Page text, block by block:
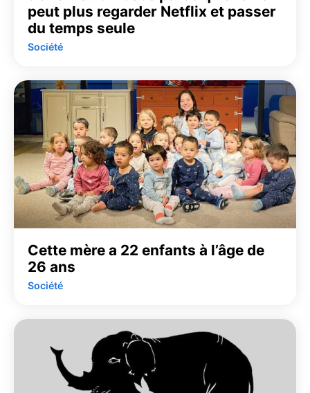
peut plus regarder Netflix et passer
du temps seule
Société
Cette mère a 22 enfants à l’âge de
26 ans
Société